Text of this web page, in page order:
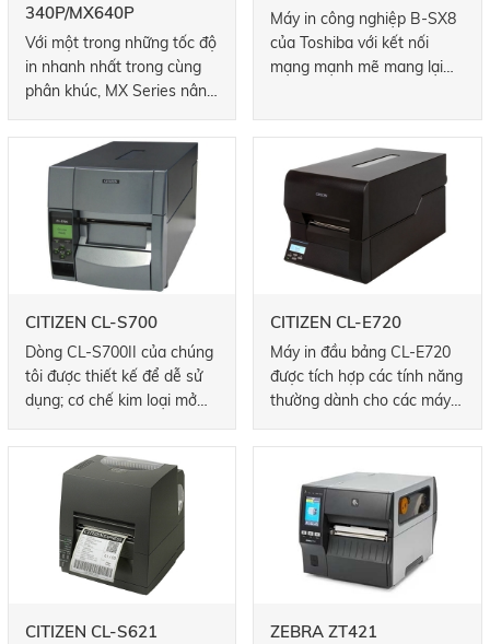
340P/MX640P
Với một trong những tốc độ
in nhanh nhất trong cùng
phân khúc, MX Series nâng
mạnh xử lý, giao tiếp và tốc
độ in nhanh hơn.
Máy in công nghiệp B-SX8
của Toshiba với kết nối
mạng mạnh mẽ mang lại
dụng khác nhau.
CITIZEN CL-S700
Dòng CL-S700II của chúng
tôi được thiết kế để dễ sử
dụng; cơ chế kim loại mở
đầy đủ để cho phép truy
cập ruy-băng dễ dàng,
trong khi điều khiển và định
vị ruy-băng tích hợp hỗ trợ
in chính xác trên cả phương
tiện nhỏ hoặc chuyên dụng.
CL-S700II cũng có kiểu
CITIZEN CL-E720
Máy in đầu bảng CL-E720
được tích hợp các tính năng
thường dành cho các máy
thiết kế và chế tạo để vận
hành và bảo dưỡng dễ
dàng, nó bao gồm cơ chế
Citizen ARCP ™ đã được
kiểm chứng, đảm bảo kết
quả in chất lượng cao, sắc
CITIZEN CL-S621 ZEBRA ZT421